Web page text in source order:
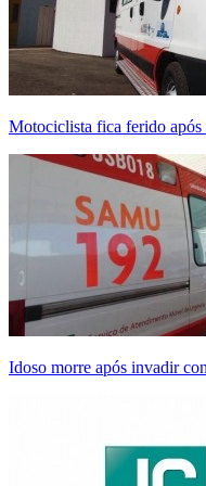
Motociclista fica ferido após
Idoso morre após invadir